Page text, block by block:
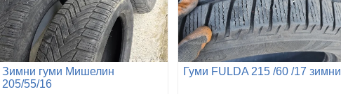
Зимни гуми Мишелин
205/55/16
Гуми FULDA 215 /60 /17 зимни